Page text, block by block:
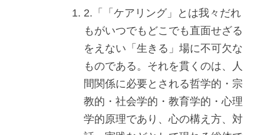
2.「「ケアリング」とは我々だれ
もがいつでもどこでも直面せざる
をえない「生きる」場に不可欠な
ものである。それを貫くのは、人
間関係に必要とされる哲学的・宗
教的・社会学的・教育学的・心理
学的原理であり、心の構え方、対